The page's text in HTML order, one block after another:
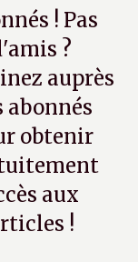
! Pas
?
auprès
abonnés
obtenir
aux
!